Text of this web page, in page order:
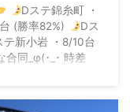
いうナイス
Dステ錦糸町 ・
(勝率82%)
Dス
テ新小岩 ・8/10台
合同_φ(･_･ 時差